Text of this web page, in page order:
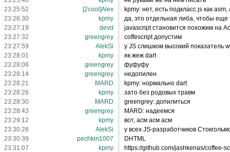
23:25:52
[2cool]Alex
kpmy: нет, есть подкласс js как
23:26:30
kpmy
да, это отдельная либа, чтобы
23:27:19
devd
javascript становится похожим на
23:27:32
greengrey
coffescript допустим
23:27:59
AlekSi
у JS слишком высокий показатель
23:28:01
kpmy
як жеж dart
23:28:08
greengrey
фуфуфу
23:28:14
greengrey
недопилен
23:28:21
MARD
kpmy: нормально dart
23:28:26
kpmy
зато без родовых травм
23:28:30
MARD
greengrey: допилиться
23:28:43
greengrey
MARD: надеемся
23:29:12
kpmy
вот, асм асм асм
23:30:28
AlekSi
у всех JS-разработчиков
23:30:39
pechkin1007
DHTML
23:31:07
kpmy
https://github.com/jashkenas/coffee-